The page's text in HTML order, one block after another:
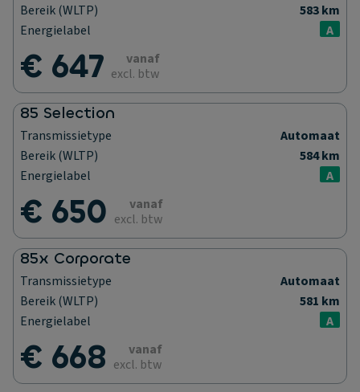
Bereik (WLTP)
583 km
Energielabel
A
€ 647
vanaf
excl. btw
85 Selection
Transmissietype
Automaat
Bereik (WLTP)
584 km
Energielabel
A
€ 650
vanaf
excl. btw
85x Corporate
Transmissietype
Automaat
Bereik (WLTP)
581 km
Energielabel
A
€ 668
vanaf
excl. btw